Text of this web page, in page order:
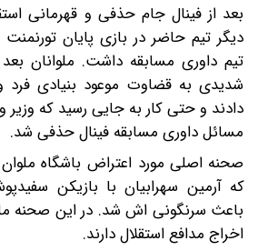
بعد از فینال جام حذفی و قهرمانی
دیگر تیم حاضر در بازی پایان
تیم داوری مسابقه داشت. ملوانان
شدیدی به قضاوت موعود بنیادی
دادند و حتی کار به جایی رسید که
مسائل داوری مسابقه فینال حذفی شد.
صحنه اصلی مورد اعتراض باشگاه ملوان
که آرمین سهرابیان با بازیکن
باعث سرنگونی اش شد. در این صحنه
اخراج مدافع استقلال دارند.